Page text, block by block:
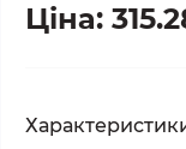
Ціна: